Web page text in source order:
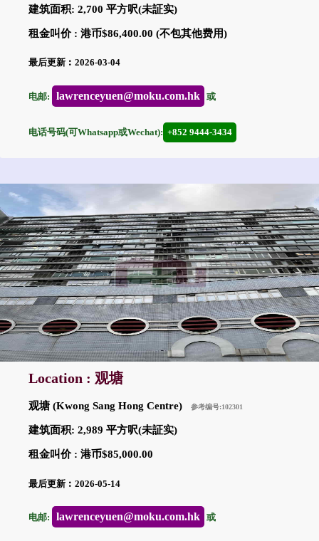
建筑面积: 2,700 平方呎(未証实)
租金叫价 : 港币$86,400.00 (不包其他费用)
最后更新︰2026-03-04
电邮: lawrenceyuen@moku.com.hk 或
电话号码(可Whatsapp或Wechat): +852 9444-3434
Location : 观塘
观塘 (Kwong Sang Hong Centre) 参考编号:102301
建筑面积: 2,989 平方呎(未証实)
租金叫价 : 港币$85,000.00
最后更新︰2026-05-14
电邮: lawrenceyuen@moku.com.hk 或